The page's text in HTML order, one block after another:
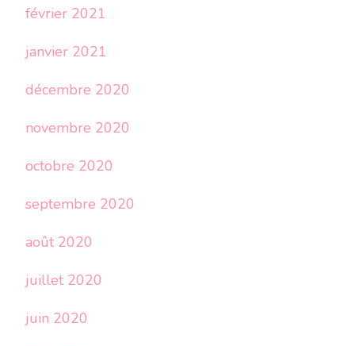
février 2021
janvier 2021
décembre 2020
novembre 2020
octobre 2020
septembre 2020
août 2020
juillet 2020
juin 2020